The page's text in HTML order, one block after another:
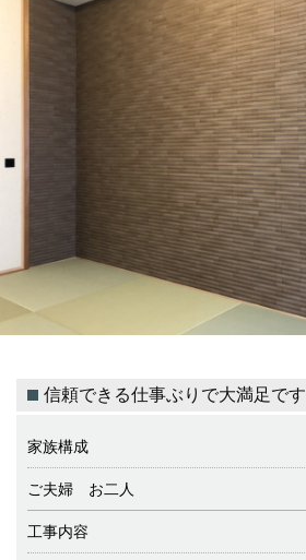
信頼できる仕事ぶりで大満足です
家族構成
ご夫婦 お二人
工事内容